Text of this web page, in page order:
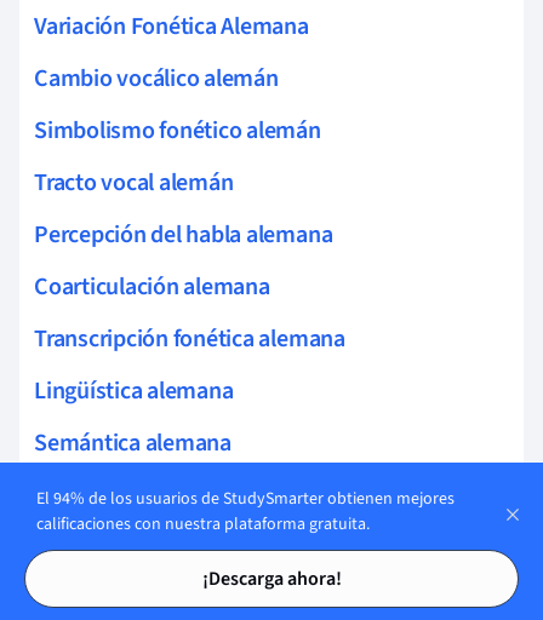
Tarjetas de estudio
Tarjetas de estudio
Variación Fonética Alemana
Cambio vocálico alemán
Simbolismo fonético alemán
Tracto vocal alemán
Percepción del habla alemana
Coarticulación alemana
Transcripción fonética alemana
Lingüística alemana
Semántica alemana
Discurso indirecto alemán
Caso nominativo alemán
Pronombres Recíprocos Alemán
El 94% de los usuarios de StudySmarter obtienen mejores
calificaciones con nuestra plataforma gratuita.
¡Descarga ahora!